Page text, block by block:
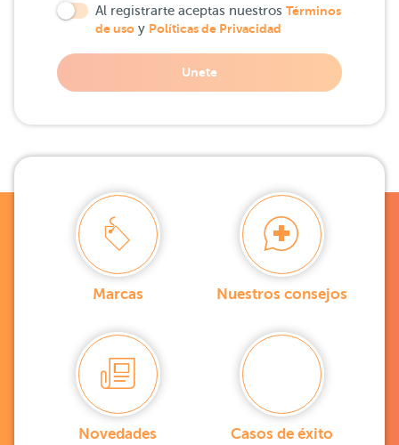
Al registrarte aceptas nuestros Términos
de uso y Políticas de Privacidad
Unete
Marcas Nuestros consejos
Novedades Casos de éxito